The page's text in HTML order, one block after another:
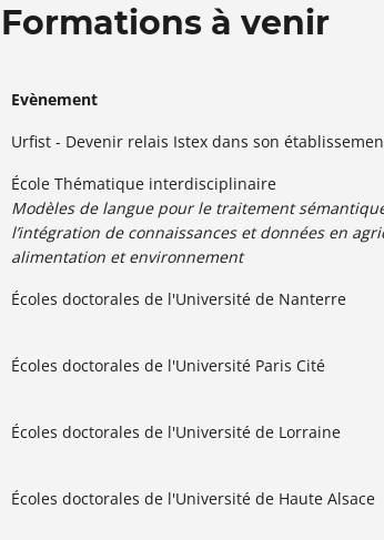
Formations à venir
Evènement
Urfist - Devenir relais Istex dans son
École Thématique interdisciplinaire
Modèles de langue pour le traitement
l’intégration de connaissances et données en
alimentation et environnement
Écoles doctorales de l'Université de Nanterre
Écoles doctorales de l'Université Paris Cité
Écoles doctorales de l'Université de Lorraine
Écoles doctorales de l'Université de Haute Alsace